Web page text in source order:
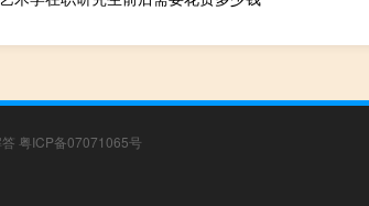
粤ICP备07071065号